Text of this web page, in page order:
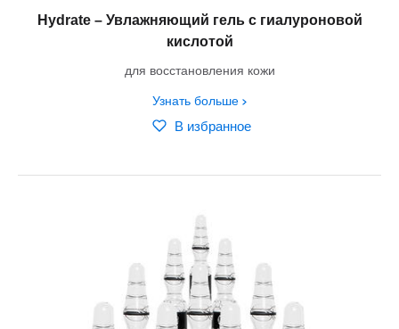
Hydrate – Увлажняющий гель с гиалуроновой
кислотой
для восстановления кожи
Узнать больше
В избранное